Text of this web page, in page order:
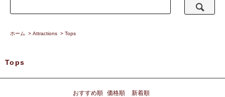
ホーム > Attractions > Tops
Tops
おすすめ順 価格順 新着順